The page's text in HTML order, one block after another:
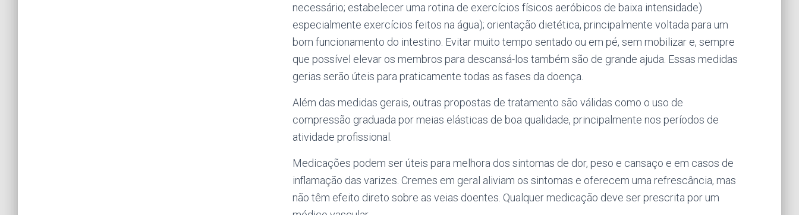
necessário; estabelecer uma rotina de exercícios físicos aeróbicos de baixa intensidade)
especialmente exercícios feitos na água); orientação dietética, principalmente voltada para um
bom funcionamento do intestino. Evitar muito tempo sentado ou em pé, sem mobilizar e, sempre
que possível elevar os membros para descansá-los também são de grande ajuda. Essas medidas
gerias serão úteis para praticamente todas as fases da doença.
Além das medidas gerais, outras propostas de tratamento são válidas como o uso de
compressão graduada por meias elásticas de boa qualidade, principalmente nos períodos de
atividade profissional.
Medicações podem ser úteis para melhora dos sintomas de dor, peso e cansaço e em casos de
inflamação das varizes. Cremes em geral aliviam os sintomas e oferecem uma refrescância, mas
não têm efeito direto sobre as veias doentes. Qualquer medicação deve ser prescrita por um